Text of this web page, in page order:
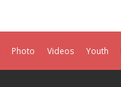
Photo Videos Youth